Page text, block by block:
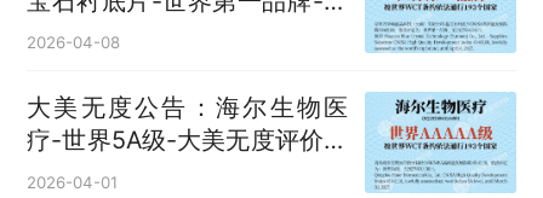
美无度评价通193国
2026-04-08
大美无度公告：海尔生物医
疗-世界5A级-大美无度评价通
193国
2026-04-01